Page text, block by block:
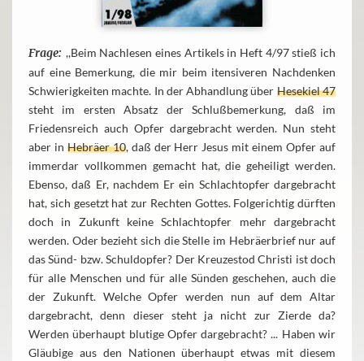
Frage: ,,Beim Nachlesen eines Artikels in Heft 4/97 stieß ich
auf eine Bemerkung, die mir beim itensiveren Nachdenken
Schwierigkeiten machte. In der Abhandlung über Hesekiel 47
steht im ersten Absatz der Schlußbemerkung, daß im
Friedensreich auch Opfer dargebracht werden. Nun steht
aber in Hebräer 10, daß der Herr Jesus mit einem Opfer auf
immerdar vollkommen gemacht hat, die geheiligt werden.
Ebenso, daß Er, nachdem Er ein Schlachtopfer dargebracht
hat, sich gesetzt hat zur Rechten Gottes. Folgerichtig dürften
doch in Zukunft keine Schlachtopfer mehr dargebracht
werden. Oder bezieht sich die Stelle im Hebräerbrief nur auf
das Sünd- bzw. Schuldopfer? Der Kreuzestod Christi ist doch
für alle Menschen und für alle Sünden geschehen, auch die
der Zukunft. Welche Opfer werden nun auf dem Altar
dargebracht, denn dieser steht ja nicht zur Zierde da?
Werden überhaupt blutige Opfer dargebracht? ... Haben wir
Gläubige aus den Nationen überhaupt etwas mit diesem